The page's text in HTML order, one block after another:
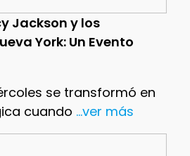
Jackson y los
York: Un Evento
se transformó en
cuando ...ver más